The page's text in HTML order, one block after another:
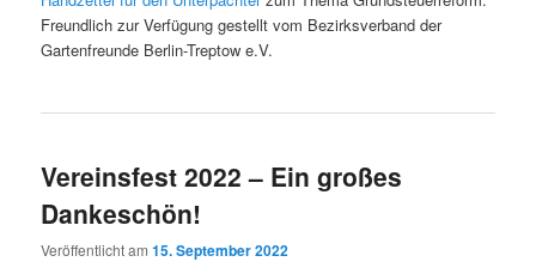
Freundlich zur Verfügung gestellt vom Bezirksverband der
Gartenfreunde Berlin-Treptow e.V.
Vereinsfest 2022 – Ein großes
Dankeschön!
Veröffentlicht am15. September 2022